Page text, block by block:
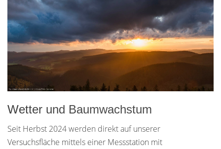
Wetter und Baumwachstum
Seit Herbst 2024 werden direkt auf unserer
Versuchsfläche mittels einer Messstation mit